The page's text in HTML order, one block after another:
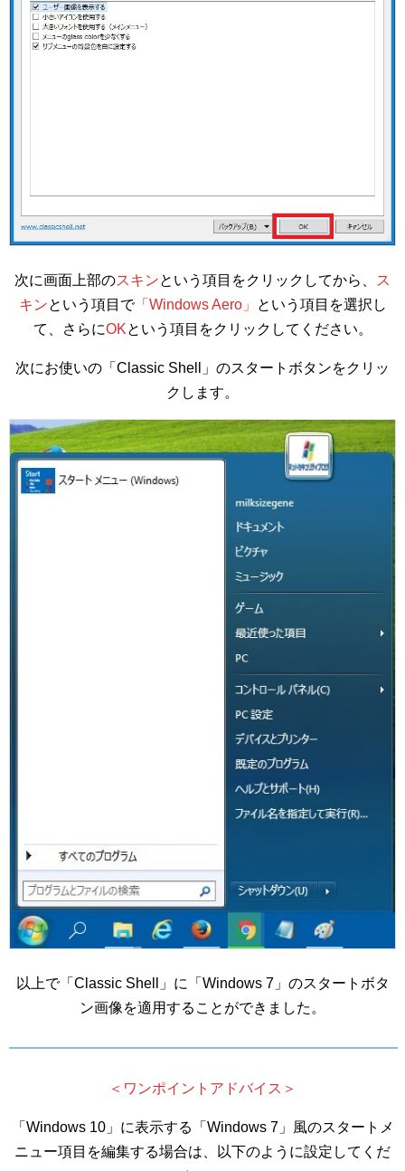
次に画面上部のスキンという項目をクリックしてから、
ス
キンという項目で「Windows Aero」
という項目を選択し
て、さらにOKという項目をクリックしてください。
次にお使いの「Classic Shell」のスタートボタンをクリッ
クします。
以上で「Classic Shell」に「Windows 7」のスタートボタ
ン画像を適用することができました。
＜ワンポイントアドバイス＞
「Windows 10」に表示する「Windows 7」風のスタートメ
ニュー項目を編集する場合は、以下のように設定してくだ